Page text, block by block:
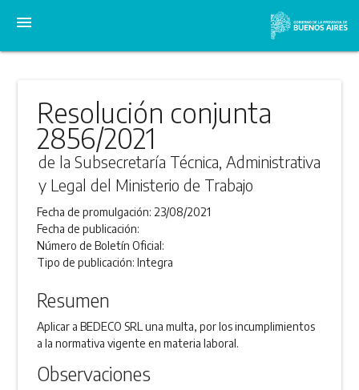
menu
Resolución conjunta
2856/2021
de la Subsecretaría Técnica, Administrativa
y Legal del Ministerio de Trabajo
Fecha de promulgación: 23/08/2021
Fecha de publicación:
Número de Boletín Oficial:
Tipo de publicación:Integra
Resumen
Aplicar a BEDECO SRL una multa, por los incumplimientos
a la normativa vigente en materia laboral.
Observaciones